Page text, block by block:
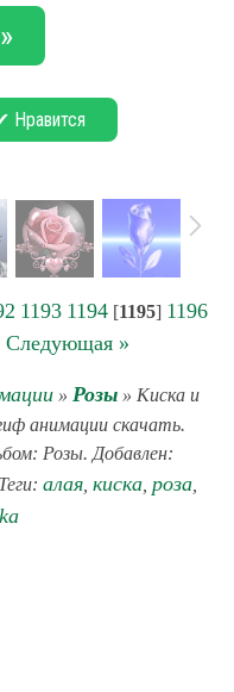
Нравится
1193 1194[1195] 1196
Следующая »
» Розы » Киска и
анимации скачать.
Розы. Добавлен:
алая, киска, роза,